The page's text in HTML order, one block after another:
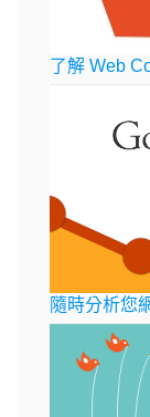
了解 Web
隨時分析您